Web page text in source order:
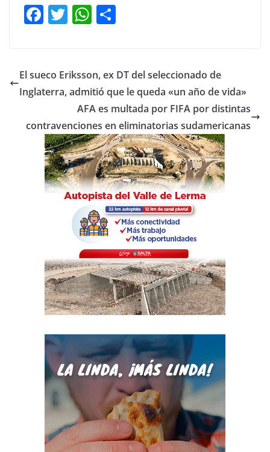
F
a
e
b
o
k
T
w
er
W
h
s
A
p
p
p
ar
tir
El sueco Eriksson, ex DT del seleccionado de
Inglaterra, admitió que le queda «un año de vida»
AFA es multada por FIFA por distintas
contravenciones en eliminatorias sudamericanas